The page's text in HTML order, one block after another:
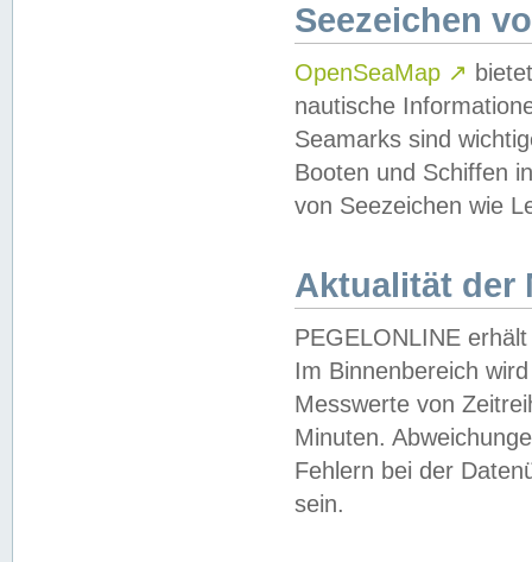
Seezeichen
OpenSeaMap ↗
nautische
Seamarks sind
Booten und Schiffen
von Seezeichen wie
Aktualität der
PEGELONLINE
Im Binnenbereich
Messwerte von
Minuten.
Fehlern bei der
sein.